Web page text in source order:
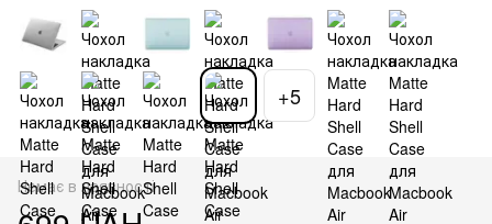
+5
Немає в наявності